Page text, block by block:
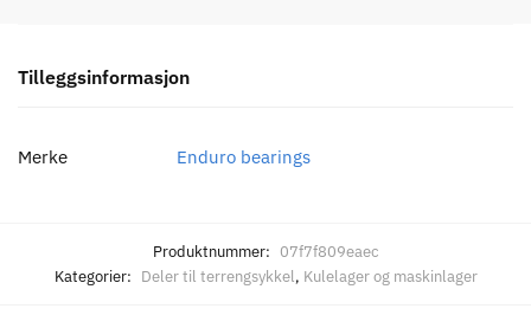
Tilleggsinformasjon
Merke Enduro bearings
Produktnummer: 07f7f809eaec
Kategorier: Deler til terrengsykkel, Kulelager og maskinlager